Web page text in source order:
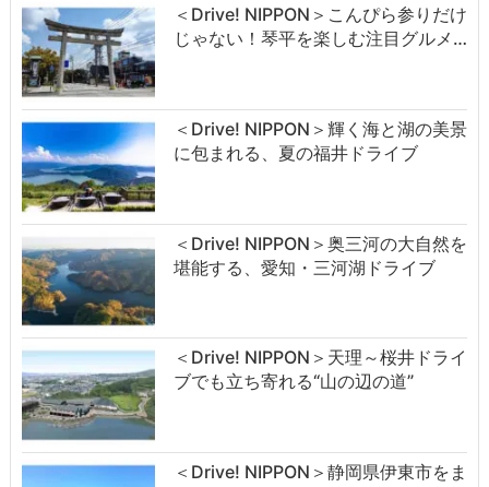
＜Drive! NIPPON＞こんぴら参りだけ
じゃない！琴平を楽しむ注目グルメ…
＜Drive! NIPPON＞輝く海と湖の美景
に包まれる、夏の福井ドライブ
＜Drive! NIPPON＞奥三河の大自然を
堪能する、愛知・三河湖ドライブ
＜Drive! NIPPON＞天理～桜井ドライ
ブでも立ち寄れる“山の辺の道”
＜Drive! NIPPON＞静岡県伊東市をま